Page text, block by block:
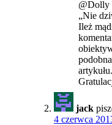
@Dolly
„Nie
Ileż
artykułu.
jack
4 czerwca